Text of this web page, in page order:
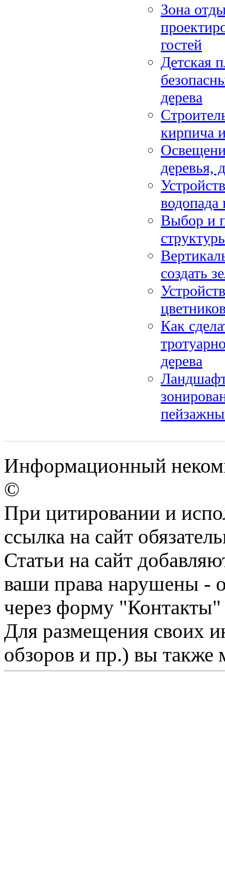
Зона
гостей
Детская
дерева
кирпича
деревья,
водопада
Выбор и
создать
Как
дерева
Информационный
©
При цитировании и
ссылка на сайт
Статьи на сайт
ваши права нарушены -
через форму "Контакты"
Для размещения своих
обзоров и пр.) вы также